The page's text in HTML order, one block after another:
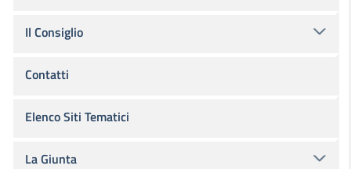
Il Consiglio
Contatti
Elenco Siti Tematici
La Giunta